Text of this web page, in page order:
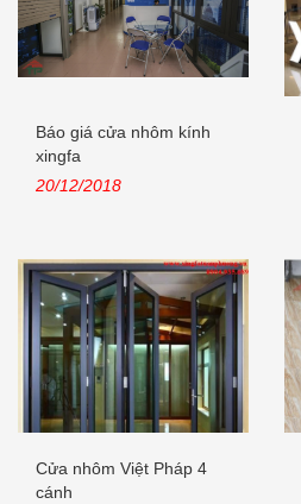
Báo giá cửa nhôm kính
xingfa
20/12/2018
Cửa nhôm Việt Pháp 4
cánh